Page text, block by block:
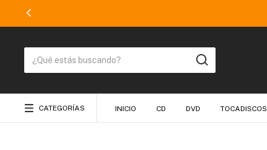
CATEGORÍAS INICIO CD DVD TOCADISCOS